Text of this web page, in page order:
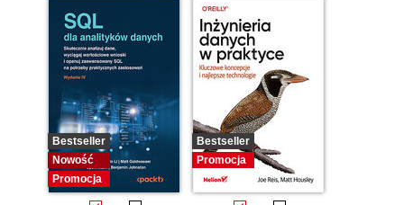
Bestseller
Nowość
Promocja
Bestseller
Promocja